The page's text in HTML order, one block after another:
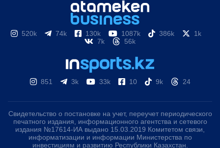
520k 74k 130k 1087k 386k
1k
7k
56k
851 3k 33k 10 9k 24
Свидетельство о постановке на учет, переучет периодического
печатного издания, информационного агентства и сетевого
издания №17614-ИА выдано 15.03.2019 Комитетом связи,
информатизации и информации Министерства по
инвестициям и развитию Республики Казахстан.